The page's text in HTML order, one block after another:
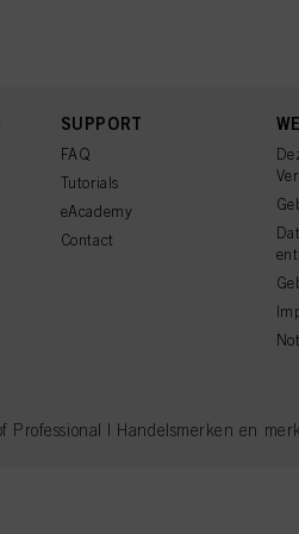
SUPPORT
FAQ
Tutorials
eAcademy
Contact
ent
| Handelsmerken en